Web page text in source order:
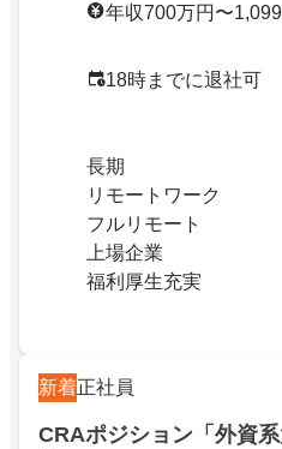
年収700万円〜
18時までに退社可
長期
リモートワーク
フルリモート
上場企業
福利厚生充実
新着正社員
CRAポジション「外資